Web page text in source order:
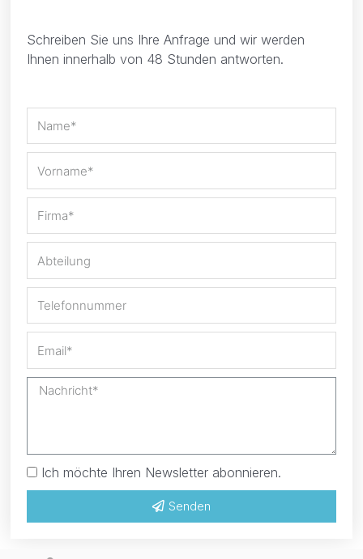
Schreiben Sie uns Ihre Anfrage und wir werden
Ihnen innerhalb von 48 Stunden antworten.
Ich möchte Ihren Newsletter abonnieren.
Senden